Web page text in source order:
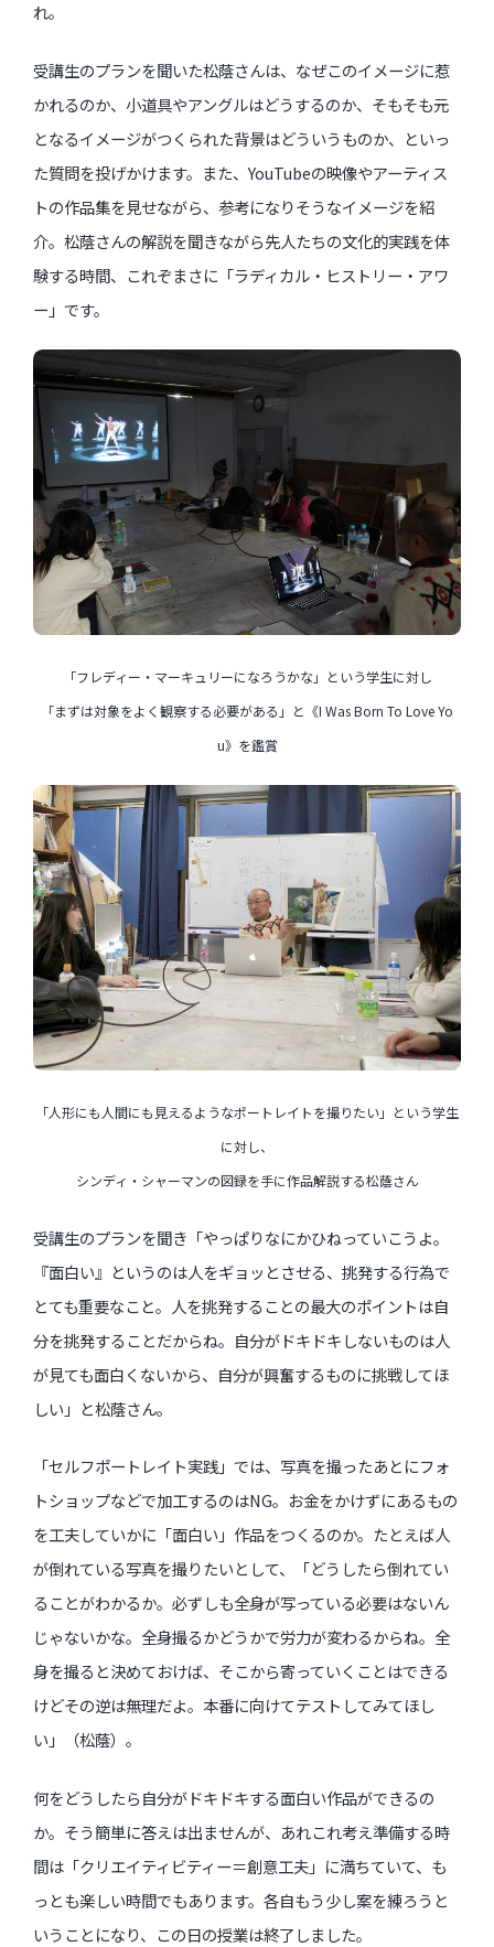
れ。
受講生のプランを聞いた松蔭さんは、なぜこのイメージに惹
かれるのか、小道具やアングルはどうするのか、そもそも元
となるイメージがつくられた背景はどういうものか、といっ
た質問を投げかけます。また、YouTubeの映像やアーティス
トの作品集を見せながら、参考になりそうなイメージを紹
介。松蔭さんの解説を聞きながら先人たちの文化的実践を体
験する時間、これぞまさに「ラディカル・ヒストリー・アワ
ー」です。
「フレディー・マーキュリーになろうかな」という学生に対し
「まずは対象をよく観察する必要がある」と《I Was Born To Love Yo
u》を鑑賞
「人形にも人間にも見えるようなポートレイトを撮りたい」という学生
に対し、
シンディ・シャーマンの図録を手に作品解説する松蔭さん
受講生のプランを聞き「やっぱりなにかひねっていこうよ。
『面白い』というのは人をギョッとさせる、挑発する行為で
とても重要なこと。人を挑発することの最大のポイントは自
分を挑発することだからね。自分がドキドキしないものは人
が見ても面白くないから、自分が興奮するものに挑戦してほ
しい」と松蔭さん。
「セルフポートレイト実践」では、写真を撮ったあとにフォ
トショップなどで加工するのはNG。お金をかけずにあるもの
を工夫していかに「面白い」作品をつくるのか。たとえば人
が倒れている写真を撮りたいとして、「どうしたら倒れてい
ることがわかるか。必ずしも全身が写っている必要はないん
じゃないかな。全身撮るかどうかで労力が変わるからね。全
身を撮ると決めておけば、そこから寄っていくことはできる
けどその逆は無理だよ。本番に向けてテストしてみてほし
い」（松蔭）。
何をどうしたら自分がドキドキする面白い作品ができるの
か。そう簡単に答えは出ませんが、あれこれ考え準備する時
間は「クリエイティビティー＝創意工夫」に満ちていて、も
っとも楽しい時間でもあります。各自もう少し案を練ろうと
いうことになり、この日の授業は終了しました。